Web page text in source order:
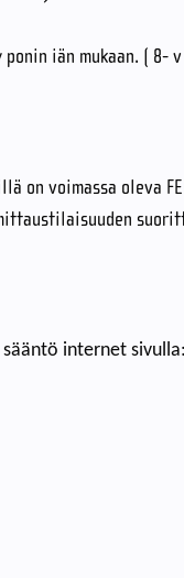
iän mukaan. ( 8-
on voimassa oleva
internet